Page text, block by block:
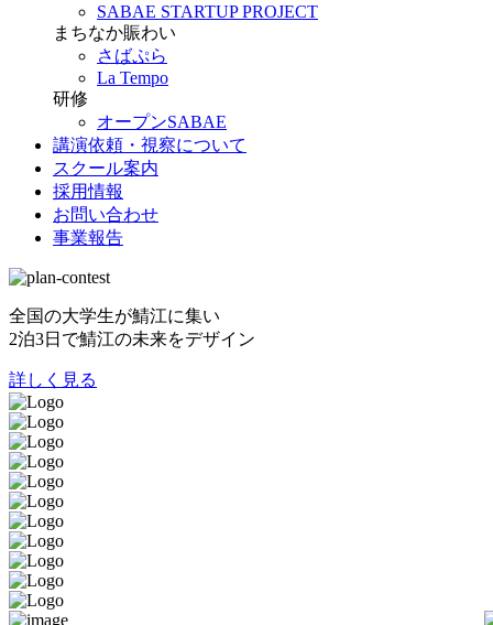
SABAE STARTUP PROJECT
まちなか賑わい
さばぷら
La Tempo
研修
オープンSABAE
講演依頼・視察について
スクール案内
採用情報
お問い合わせ
事業報告
全国の大学生が鯖江に集い
2泊3日で鯖江の未来をデザイン
詳しく見る